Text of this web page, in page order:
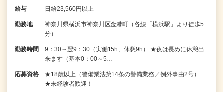
給与 日給23,560円以上
勤務地
神奈川県横浜市神奈川区金港町（各線「横浜駅」より徒歩5
分）
勤務時間
9：30～翌9：30（実働15h、休憩9h） ★夜は長めに休憩出
来ます（基本0：00～5…
応募資格
★18歳以上（警備業法第14条の警備業務／例外事由2号）
★未経験者歓迎！